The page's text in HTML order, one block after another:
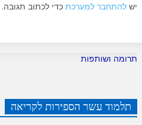
יש להתחבר למערכת כדי לכתוב תגובה.
תרומה ושותפות
תלמוד עשר הספירות לקריאה